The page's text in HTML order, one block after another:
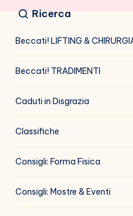
Ricerca
Beccati! LIFTING &
Beccati! TRADIMENTI
Caduti in Disgrazia
Classifiche
Consigli: Forma Fisica
Consigli: Mostre & Eventi